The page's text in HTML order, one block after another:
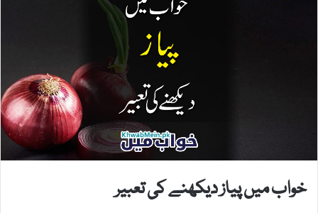
خواب میں پیاز دیکھنے کی تعبیر